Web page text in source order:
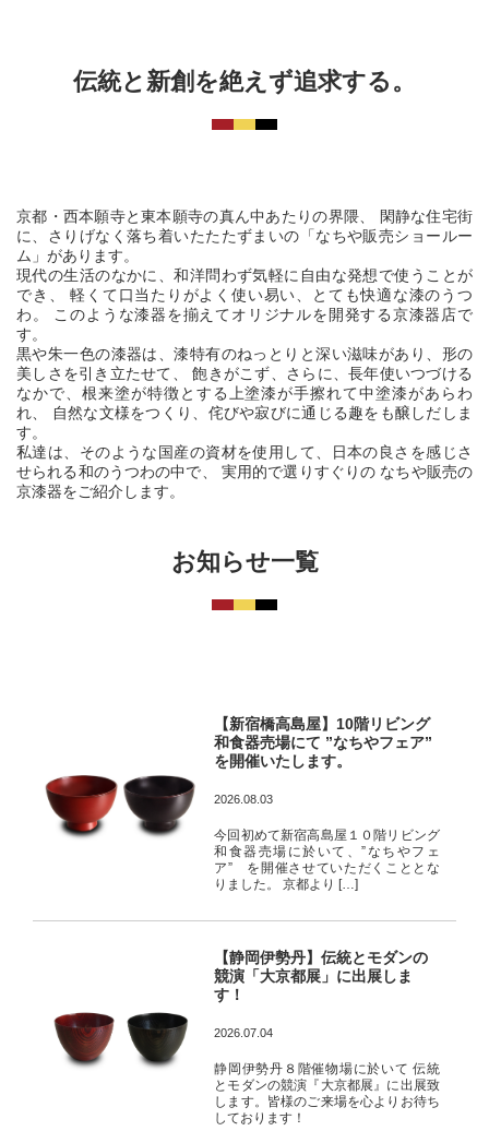
伝統と新創を絶えず追求する。
京都・西本願寺と東本願寺の真ん中あたりの界隈、
閑静な住宅街
に、さりげなく落ち着いたたたずまいの「なちや販売ショールー
ム」があります。
現代の生活のなかに、和洋問わず気軽に自由な発想で使うことが
でき、
軽くて口当たりがよく使い易い、とても快適な漆のうつ
わ。
このような漆器を揃えてオリジナルを開発する京漆器店で
す。
黒や朱一色の漆器は、漆特有のねっとりと深い滋味があり、形の
美しさを引き立たせて、
飽きがこず、さらに、長年使いつづける
なかで、根来塗が特徴とする上塗漆が手擦れて中塗漆があらわ
れ、
自然な文様をつくり、侘びや寂びに通じる趣をも醸しだしま
す。
私達は、そのような国産の資材を使用して、日本の良さを感じさ
せられる和のうつわの中で、
実用的で選りすぐりの なちや販売の
京漆器をご紹介します。
お知らせ一覧
【新宿橋高島屋】10階リビング
和食器売場にて ”なちやフェア”
を開催いたします。
2026.08.03
今回初めて新宿高島屋１０階リビング
和食器売場に於いて、”なちやフェ
ア” を開催させていただくこととな
りました。 京都より […]
【静岡伊勢丹】伝統とモダンの
競演「大京都展」に出展しま
す！
2026.07.04
静岡伊勢丹８階催物場に於いて 伝統
とモダンの競演『大京都展』に出展致
します。皆様のご来場を心よりお待ち
しております！